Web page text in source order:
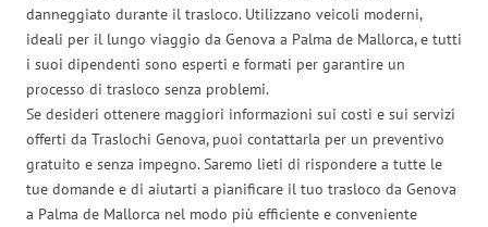
danneggiato durante il trasloco. Utilizzano veicoli moderni,
ideali per il lungo viaggio da Genova a Palma de Mallorca, e tutti
i suoi dipendenti sono esperti e formati per garantire un
processo di trasloco senza problemi.
Se desideri ottenere maggiori informazioni sui costi e sui servizi
offerti da Traslochi Genova, puoi contattarla per un preventivo
gratuito e senza impegno. Saremo lieti di rispondere a tutte le
tue domande e di aiutarti a pianificare il tuo trasloco da Genova
a Palma de Mallorca nel modo più efficiente e conveniente